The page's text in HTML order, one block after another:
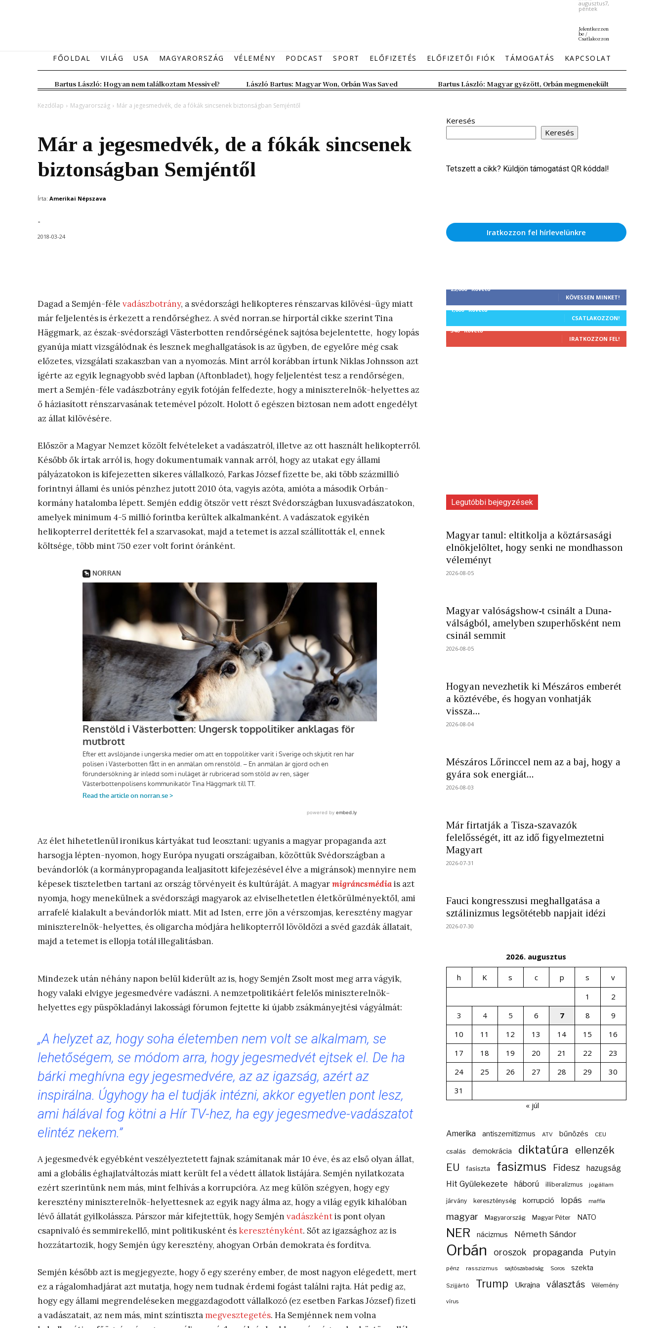
augusztus7,
péntek
Jelentkezzen
be /
Csatlakozzon
FŐOLDAL VILÁG USA MAGYARORSZÁG VÉLEMÉNY PODCAST SPORT ELŐFIZETÉS ELŐFIZETŐI FIÓK TÁMOGATÁS KAPCSOLAT
Bartus László: Hogyan nem találkoztam Messivel? László Bartus: Magyar Won, Orbán Was Saved Bartus László: Magyar győzött, Orbán megmenekült
Kezdőlap Magyarország Már a jegesmedvék, de a fókák sincsenek biztonságban Semjéntől
Már a jegesmedvék, de a fókák sincsenek
biztonságban Semjéntől
Írta: Amerikai Népszava
-
2018-03-24
Dagad a Semjén-féle vadászbotrány, a svédországi helikopteres rénszarvas kilövési-ügy miatt
már feljelentés is érkezett a rendőrséghez. A svéd norran.se hírportál cikke szerint Tina
Häggmark, az észak-svédországi Västerbotten rendőrségének sajtósa bejelentette, hogy lopás
gyanúja miatt vizsgálódnak és lesznek meghallgatások is az ügyben, de egyelőre még csak
előzetes, vizsgálati szakaszban van a nyomozás. Mint arról korábban írtunk Niklas Johnsson azt
ígérte az egyik legnagyobb svéd lapban (Aftonbladet), hogy feljelentést tesz a rendőrségen,
mert a Semjén-féle vadászbotrány egyik fotóján felfedezte, hogy a miniszterelnök-helyettes az
ő háziasított rénszarvasának tetemével pózolt. Holott ő egészen biztosan nem adott engedélyt
az állat kilövésére.
Először a Magyar Nemzet közölt felvételeket a vadászatról, illetve az ott használt helikopterről.
Később ők írtak arról is, hogy dokumentumaik vannak arról, hogy az utakat egy állami
pályázatokon is kifejezetten sikeres vállalkozó, Farkas József fizette be, aki több százmillió
forintnyi állami és uniós pénzhez jutott 2010 óta, vagyis azóta, amióta a második Orbán-
kormány hatalomba lépett. Semjén eddig ötször vett részt Svédországban luxusvadászatokon,
amelyek minimum 4-5 millió forintba kerültek alkalmanként. A vadászatok egyikén
helikopterrel derítették fel a szarvasokat, majd a tetemet is azzal szállították el, ennek
költsége, több mint 750 ezer volt forint óránként.
Az élet hihetetlenül ironikus kártyákat tud leosztani: ugyanis a magyar propaganda azt
harsogja lépten-nyomon, hogy Európa nyugati országaiban, közöttük Svédországban a
bevándorlók (a kormánypropaganda lealjasított kifejezésével élve a migránsok) mennyire nem
képesek tiszteletben tartani az ország törvényeit és kultúráját. A magyarmigráncsmédiais azt
nyomja, hogy menekülnek a svédországi magyarok az elviselhetetlen életkörülményektől, ami
arrafelé kialakult a bevándorlók miatt. Mit ad Isten, erre jön a vérszomjas, keresztény magyar
miniszterelnök-helyettes, és oligarcha módjára helikopterről lövöldözi a svéd gazdák állatait,
majd a tetemet is ellopja totál illegalitásban.
Mindezek után néhány napon belül kiderült az is, hogy Semjén Zsolt most meg arra vágyik,
hogy valaki elvigye jegesmedvére vadászni. A nemzetpolitikáért felelős miniszterelnök-
helyettes egy püspökladányi lakossági fórumon fejtette ki újabb zsákmányejtési vágyálmát:
„A helyzet az, hogy soha életemben nem volt se alkalmam, se
lehetőségem, se módom arra, hogy jegesmedvét ejtsek el. De ha
bárki meghívna egy jegesmedvére, az az igazság, azért az
inspirálna. Úgyhogy ha el tudják intézni, akkor egyetlen pont lesz,
ami hálával fog kötni a Hír TV-hez, ha egy jegesmedve-vadászatot
elintéz nekem.”
A jegesmedvék egyébként veszélyeztetett fajnak számítanak már 10 éve, és az első olyan állat,
ami a globális éghajlatváltozás miatt került fel a védett állatok listájára. Semjén nyilatkozata
ezért szerintünk nem más, mint felhívás a korrupcióra. Az meg külön szégyen, hogy egy
keresztény miniszterelnök-helyettesnek az egyik nagy álma az, hogy a világ egyik kihalóban
lévő állatát gyilkolássza. Párszor már kifejtettük, hogy Semjén vadászkéntis pont olyan
csapnivaló és semmirekellő, mint politikusként éskeresztényként. Sőt az igazsághoz az is
hozzátartozik, hogy Semjén úgy keresztény, ahogyan Orbán demokrata és fordítva.
Semjén később azt is megjegyezte, hogy ő egy szerény ember, de most nagyon elégedett, mert
ez a rágalomhadjárat azt mutatja, hogy nem tudnak érdemi fogást találni rajta. Hát pedig az,
hogy egy állami megrendeléseken meggazdagodott vállalkozó (ez esetben Farkas József) fizeti
a vadászatait, az nem más, mint színtiszta megvesztegetés. Ha Semjénnek nem volna
Keresés
Keresés
Tetszett a cikk? Küldjön támogatást QR kóddal!
Iratkozzon fel hírlevelünkre
25,000 Követő
KÖVESSEN MINKET!
1,000 Követő
CSATLAKOZZON!
340 Követő
IRATKOZZON FEL!
Legutóbbi bejegyzések
Magyar tanul: eltitkolja a köztársasági
elnökjelöltet, hogy senki ne mondhasson
véleményt
2026-08-05
Magyar valóságshow-t csinált a Duna-
válságból, amelyben szuperhősként nem
csinál semmit
2026-08-05
Hogyan nevezhetik ki Mészáros emberét
a köztévébe, és hogyan vonhatják
vissza...
2026-08-04
Mészáros Lőrinccel nem az a baj, hogy a
gyára sok energiát...
2026-08-03
Már firtatják a Tisza-szavazók
felelősségét, itt az idő figyelmeztetni
Magyart
2026-07-31
Fauci kongresszusi meghallgatása a
sztálinizmus legsötétebb napjait idézi
2026-07-30
2026. augusztus
h K s c p s
v
1
2
3
4 5 6 7 8
9
10
11 12 13 14 15
16
17
18 19 20 21 22
23
24
25 26 27 28 29
30
31
« júl
Amerika antiszemitizmus ATV bűnözés CEU
csalás demokrácia diktatúra ellenzék
EU fasiszta fasizmus Fidesz hazugság
Hit Gyülekezete háború illiberalizmus jogállam
járvány kereszténység korrupció lopás maffia
magyar Magyarország Magyar Péter NATO
NER nácizmus Németh Sándor
Orbán oroszok propaganda Putyin
pénz rasszizmus sajtószabadság Soros szekta
Szijjártó Trump Ukrajna választás Vélemény
vírus